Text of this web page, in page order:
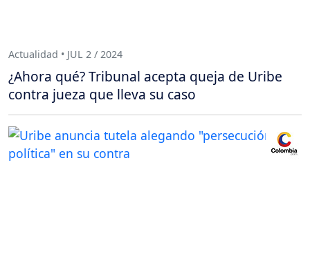
Actualidad • JUL 2 / 2024
¿Ahora qué? Tribunal acepta queja de Uribe
contra jueza que lleva su caso